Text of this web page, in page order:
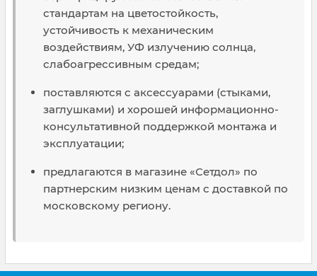
стандартам на цветостойкость,
устойчивость к механическим
воздействиям, УФ излучению солнца,
слабоагрессивным средам;
поставляются с аксессуарами (стыками,
заглушками) и хорошей информационно-
консультативной поддержкой монтажа и
эксплуатации;
предлагаются в магазине «Сетдол» по
партнерским низким ценам с доставкой по
московскому региону.